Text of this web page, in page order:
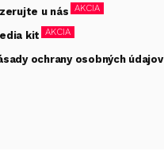
u nás AKCIA
kit AKCIA
ochrany osobných údajov